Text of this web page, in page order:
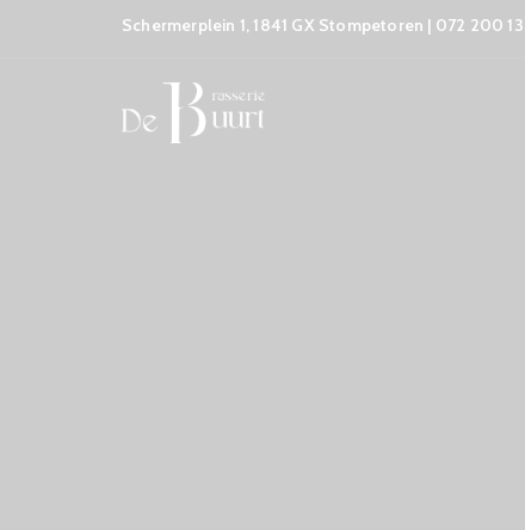
Schermerplein 1, 1841 GX Stompetoren | 072 200 13